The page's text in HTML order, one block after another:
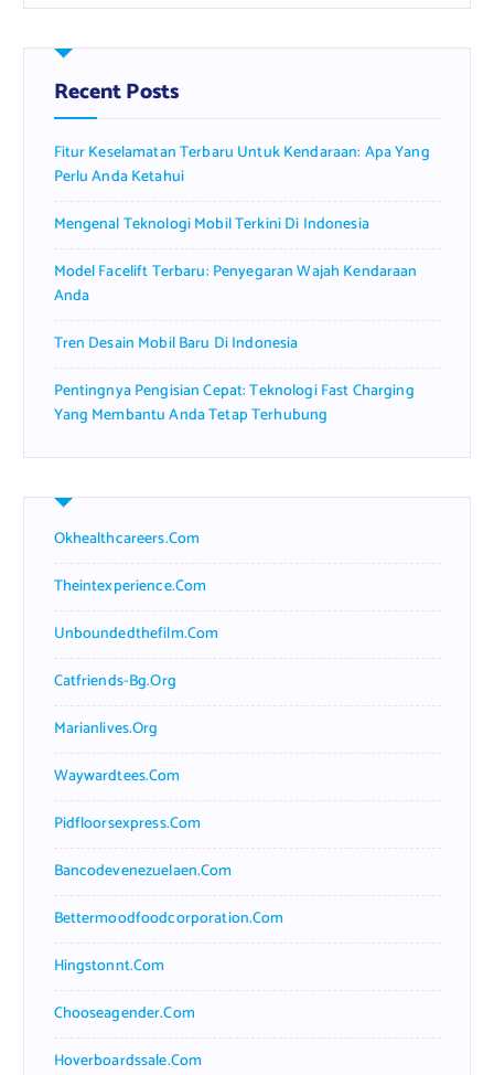
r
h
f
o
:
Recent Posts
Fitur Keselamatan Terbaru Untuk Kendaraan: Apa Yang
Perlu Anda Ketahui
Mengenal Teknologi Mobil Terkini Di Indonesia
Model Facelift Terbaru: Penyegaran Wajah Kendaraan
Anda
Tren Desain Mobil Baru Di Indonesia
Pentingnya Pengisian Cepat: Teknologi Fast Charging
Yang Membantu Anda Tetap Terhubung
Okhealthcareers.com
Theintexperience.com
Unboundedthefilm.com
Catfriends-Bg.org
Marianlives.org
Waywardtees.com
Pidfloorsexpress.com
Bancodevenezuelaen.com
Bettermoodfoodcorporation.com
Hingstonnt.com
Chooseagender.com
Hoverboardssale.com